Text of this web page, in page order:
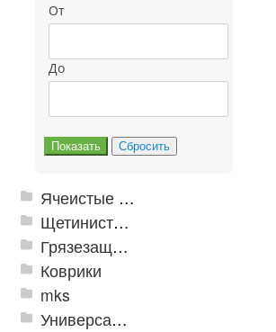
От
До
Ячеистые грязезащитные покрытия
Щетинистые покрытия
Грязезащитные, влаговпитывающие покрытия
Коврики
mks
Универсальные модульные покрытия